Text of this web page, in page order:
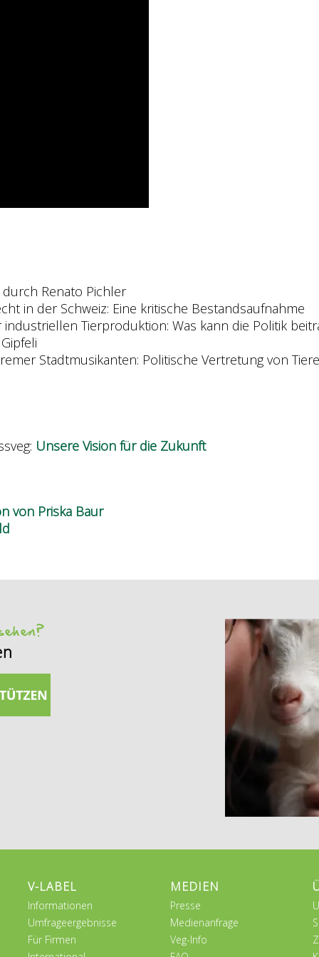
Renato Pichler
in der Schweiz: Eine kritische Bestandsaufnahme
industriellen Tierproduktion: Was kann die Politik
Stadtmusikanten: Politische Vertretung von
Unsere Vision für die Zukunft
von Priska Baur
V-LABEL
Informationen
Umfrageergebnisse
Für Firmen
MEDIEN
Presse
Medienanfrage
Veg-Info